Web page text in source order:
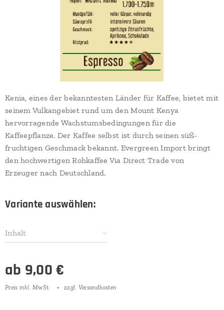
Kenia, eines der bekanntesten Länder für Kaffee, bietet mit
seinem Vulkangebiet rund um den Mount Kenya
hervorragende Wachstumsbedingungen für die
Kaffeepflanze. Der Kaffee selbst ist durch seinen süß-
fruchtigen Geschmack bekannt. Evergreen Import bringt
den hochwertigen Rohkaffee Via Direct Trade von
Erzeuger nach Deutschland.
Variante auswählen:
Inhalt
ab 9,00 €
Preis inkl. MwSt. zzgl. Versandkosten